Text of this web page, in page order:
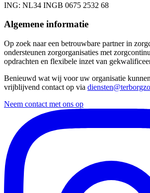
ING: NL34 INGB 0675 2532 68
Algemene informatie
Op zoek naar een betrouwbare partner in
ondersteunen zorgorganisaties met
opdrachten en flexibele inzet van
Benieuwd wat wij voor uw organisatie
vrijblijvend contact op via
Neem contact met ons op